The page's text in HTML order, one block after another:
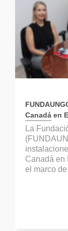
Canadá en
La
Canadá en
el marco